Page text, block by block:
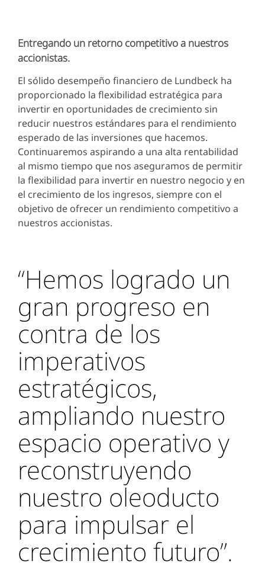
Entregando un retorno competitivo a nuestros
accionistas.
El sólido desempeño financiero de Lundbeck ha
proporcionado la flexibilidad estratégica para
invertir en oportunidades de crecimiento sin
reducir nuestros estándares para el rendimiento
esperado de las inversiones que hacemos.
Continuaremos aspirando a una alta rentabilidad
al mismo tiempo que nos aseguramos de permitir
la flexibilidad para invertir en nuestro negocio y en
el crecimiento de los ingresos, siempre con el
objetivo de ofrecer un rendimiento competitivo a
nuestros accionistas.
“Hemos logrado un
gran progreso en
contra de los
imperativos
estratégicos,
ampliando nuestro
espacio operativo y
reconstruyendo
nuestro oleoducto
para impulsar el
crecimiento futuro”.